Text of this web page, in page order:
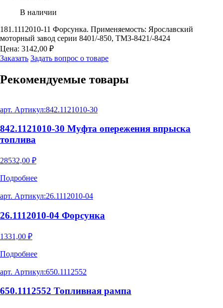
В наличии
181.1112010-11 Форсунка. Применяемость: Ярославский
моторный завод серии 8401/-850, ТМЗ-8421/-8424
Цена: 3142,00 ₽
Заказать Задать вопрос о товаре
Рекомендуемые товары
арт. Артикул:842.1121010-30
842.1121010-30 Муфта опережения впрыска
топлива
28532,00 ₽
Подробнее
арт. Артикул:26.1112010-04
26.1112010-04 Форсунка
1331,00 ₽
Подробнее
арт. Артикул:650.1112552
650.1112552 Топливная рампа